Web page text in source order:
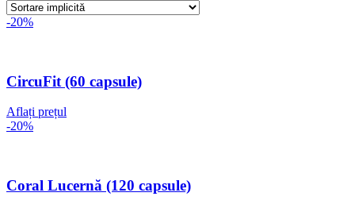
-20%
CircuFit (60 capsule)
Aflați prețul
-20%
Coral Lucernă (120 capsule)